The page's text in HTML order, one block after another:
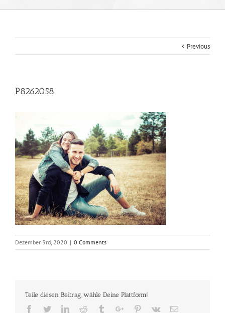
Previous
P8262058
Dezember 3rd, 2020 | 0 Comments
Teile diesen Beitrag, wähle Deine Plattform!
Facebook
TwitterLinkedinReddit TumblrGoogle+Pinterest
Vk Email